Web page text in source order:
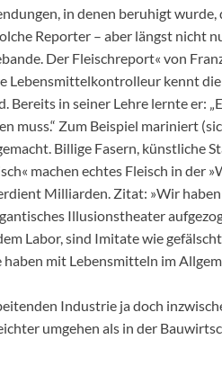
in denen beruhigt
Reporter – aber längst nicht
Der Fleischreport« von
Lebensmittelkontrolleur kennt
Bereits in seiner Lehre lernte er:
muss.“ Zum Beispiel mariniert
Billige Fasern, künstliche
machen echtes Fleisch in der
Milliarden. Zitat: »Wir
Illusionstheater
Labor, sind Imitate wie
haben mit Lebensmitteln im
Industrie ja doch
umgehen als in der